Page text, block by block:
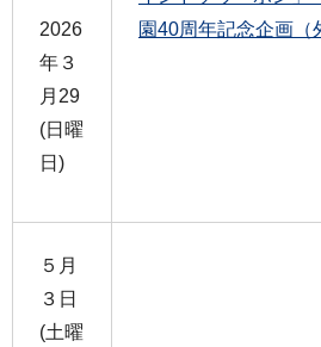
2026
年３
月29
(日曜
日)
園40周年記念企画（
５月
３日
(土曜